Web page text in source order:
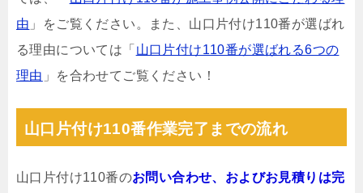
由 」をご覧ください。また、山口片付け110番が選ばれ
る理由については「 山口片付け110番が選ばれる6つの
理由 」を合わせてご覧ください！
山口片付け110番作業完了までの流れ
山口片付け110番のお問い合わせ、およびお見積りは完